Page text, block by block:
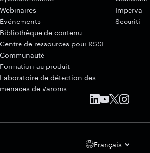
Webinaires
Événements
Bibliothèque de contenu
Centre de ressources pour RSSI
Communauté
Formation au produit
Laboratoire de détection des
menaces de Varonis
Imperva
Securiti
Français